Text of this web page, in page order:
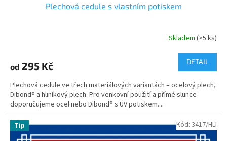
Plechová cedule s vlastním potiskem
Skladem (>5 ks)
od 295 Kč DETAIL
Plechová cedule ve třech materiálových variantách – ocelový plech,
Dibond® a hliníkový plech. Pro venkovní použití a přímé slunce
doporučujeme ocel nebo Dibond® s UV potiskem....
Tip Kód: 3417/HLI